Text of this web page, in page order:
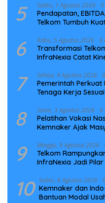
5 Sabtu, 1 Agustus 2026
Pendapatan,
Telkom Tumbuh
6 Rabu, 5 Agustus 2026 0
Transformasi
InfraNexia Catat
7 Selasa, 4 Agustus 2026
Pemerintah
Tenaga Kerja
8 Senin, 3 Agustus 2026 0
Pelatihan Vokasi
Kemnaker Ajak
9 Minggu, 9 Agustus 2026
Telkom
InfraNexia Jadi
10 Sabtu, 8 Agustus 2026
Kemnaker dan
Bantuan Modal